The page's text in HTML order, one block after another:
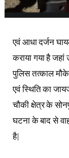
एवं आधा दर्जन
कराया गया है जहां
पुलिस तत्काल मौके
एवं स्थिति का
चौकी क्षेत्र के
घटना के बाद से
है|